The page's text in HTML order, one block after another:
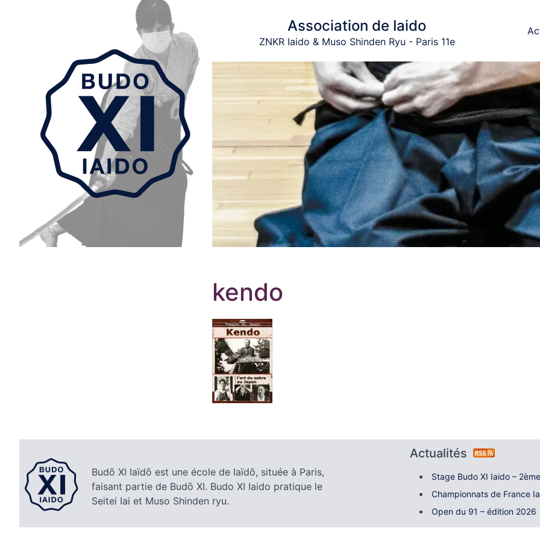
Association de Iaido
ZNKR Iaido & Muso Shinden Ryu - Paris 11e
kendo
Budō XI Iaïdō est une école de Iaïdō, située à Paris,
faisant partie de Budō XI. Budo XI Iaido pratique le
Seitei Iai et Muso Shinden ryu.
Actualités
Stage Budo XI Iaido –
Championnats de France
Open du 91 – édition 2026